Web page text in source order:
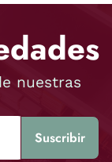
nuestras